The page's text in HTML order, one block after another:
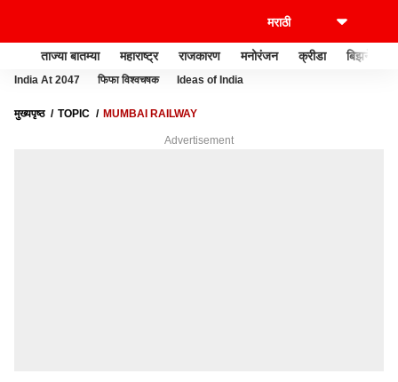
ताज्या बातम्या महाराष्ट्र राजकारण मनोरंजन क्रीडा बिझनेस
India At 2047 फिफा विश्वचषक Ideas of India
मुख्यपृष्ठ TOPIC MUMBAI RAILWAY
Advertisement